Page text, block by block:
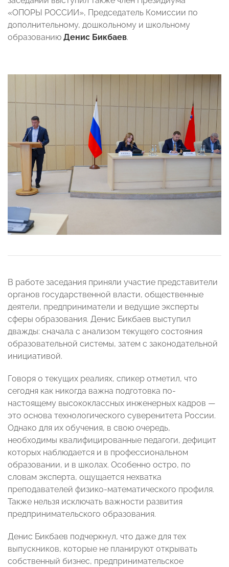
«ОПОРЫ РОССИИ», Председатель Комиссии по
дополнительному, дошкольному и школьному
образованию Денис Бикбаев.
В работе заседания приняли участие представители
органов государственной власти, общественные
деятели, предприниматели и ведущие эксперты
сферы образования. Денис Бикбаев выступил
дважды: сначала с анализом текущего состояния
образовательной системы, затем с законодательной
инициативой.
Говоря о текущих реалиях, спикер отметил, что
сегодня как никогда важна подготовка по-
настоящему высококлассных инженерных кадров —
это основа технологического суверенитета России.
Однако для их обучения, в свою очередь,
необходимы квалифицированные педагоги, дефицит
которых наблюдается и в профессиональном
образовании, и в школах. Особенно остро, по
словам эксперта, ощущается нехватка
преподавателей физико-математического профиля.
Также нельзя исключать важности развития
предпринимательского образования.
Денис Бикбаев подчеркнул, что даже для тех
выпускников, которые не планируют открывать
собственный бизнес, предпринимательское